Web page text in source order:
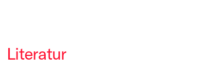
Geschäftsführung), den
Ministerpräsident die
Literatur